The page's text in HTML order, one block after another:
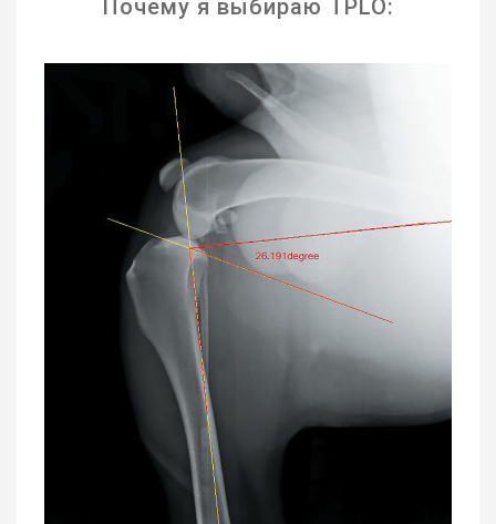
Почему я выбираю TPLO: